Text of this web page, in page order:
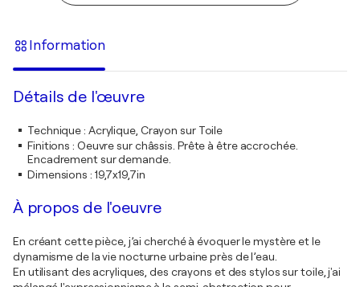
Information
Détails de l'œuvre
Technique: Acrylique, Crayon sur Toile
Finitions : Oeuvre sur châssis. Prête à être accrochée.
Encadrement sur demande.
Dimensions : 19,7x19,7in
À propos de l'oeuvre
En créant cette pièce, j’ai cherché à évoquer le mystère et le
dynamisme de la vie nocturne urbaine près de l’eau.
En utilisant des acryliques, des crayons et des stylos sur toile, j'ai